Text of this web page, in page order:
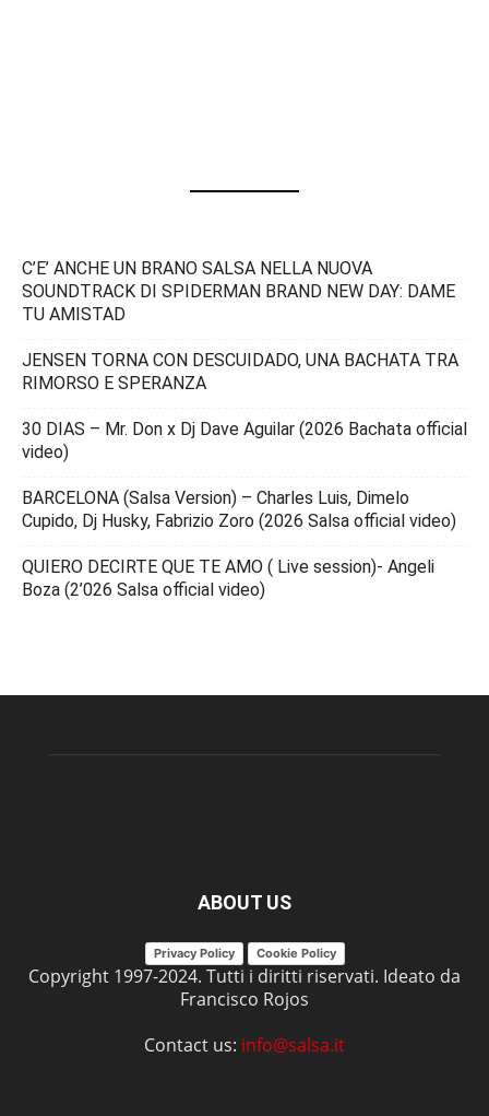
C’E’ ANCHE UN BRANO SALSA NELLA NUOVA
SOUNDTRACK DI SPIDERMAN BRAND NEW DAY: DAME
TU AMISTAD
JENSEN TORNA CON DESCUIDADO, UNA BACHATA TRA
RIMORSO E SPERANZA
30 DIAS – Mr. Don x Dj Dave Aguilar (2026 Bachata official
video)
BARCELONA (Salsa Version) – Charles Luis, Dimelo
Cupido, Dj Husky, Fabrizio Zoro (2026 Salsa official video)
QUIERO DECIRTE QUE TE AMO ( Live session)- Angeli
Boza (2’026 Salsa official video)
ABOUT US
Privacy Policy Cookie Policy
Copyright 1997-2024. Tutti i diritti riservati. Ideato da
Francisco Rojos
Contact us: info@salsa.it